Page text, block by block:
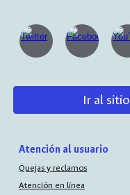
Ir al
Atención al usuario
Quejas y reclamos
Atención en línea